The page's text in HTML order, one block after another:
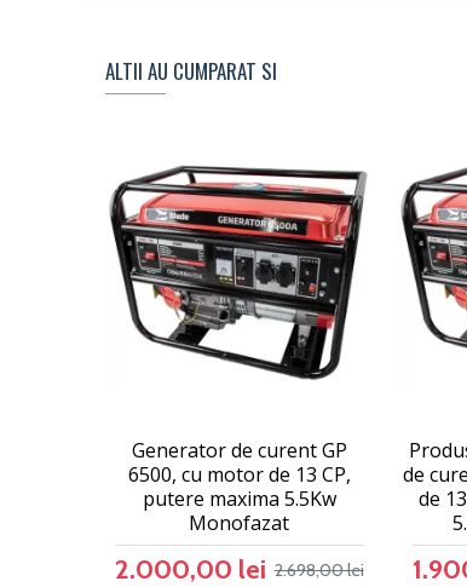
ALTII AU CUMPARAT SI
Generator de curent GP
6500, cu motor de 13 CP,
putere maxima 5.5Kw
Monofazat
2.000,00 lei 2.698,00 lei
de
de